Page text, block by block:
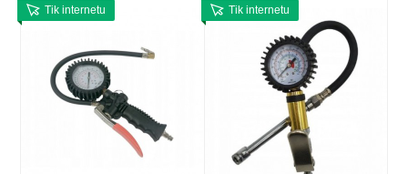
Tik internetu Tik internetu